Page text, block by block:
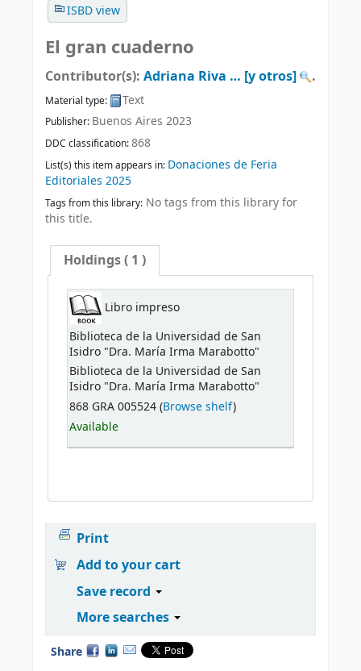
ISBD view
El gran cuaderno
Contributor(s): Adriana Riva … [y otros] .
Material type: Text
Publisher: Buenos Aires 2023
DDC classification:868
List(s) this item appears in: Donaciones de Feria
Editoriales 2025
Tags from this library: No tags from this library for
this title.
Holdings( 1 )
Libro impreso
Biblioteca de la Universidad de San
Isidro "Dra. María Irma Marabotto"
Biblioteca de la Universidad de San
Isidro "Dra. María Irma Marabotto"
868 GRA 005524 (Browse shelf)
Available
Print
Add to your cart
Save record
More searches
Share